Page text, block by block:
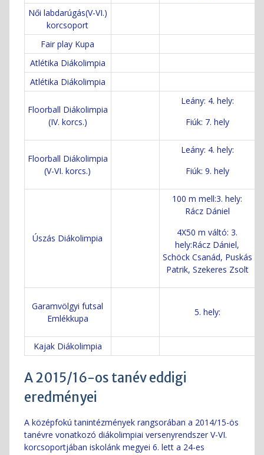
Női labdarúgás(V-VI.)
korcsoport
Fair play Kupa
Atlétika Diákolimpia
Atlétika Diákolimpia
Floorball Diákolimpia
(IV. korcs.)
Leány: 4. hely:
Fiúk: 7. hely
Floorball Diákolimpia
(V-VI. korcs.)
Leány: 4. hely:
Fiúk: 9. hely
Úszás Diákolimpia
100 m mell:3. hely:
Rácz Dániel
4X50 m váltó: 3.
hely:Rácz Dániel,
Schöck Csanád, Puskás
Patrik, Szekeres Zsolt
Garamvölgyi futsal
Emlékkupa
5. hely:
Kajak Diákolimpia
A 2015/16-os tanév eddigi
eredményei
A középfokú tanintézmények rangsorában a 2014/15-ös
tanévre vonatkozó diákolimpiai versenyrendszer V-VI.
korcsoportjában iskolánk megyei 6. lett a 24-es